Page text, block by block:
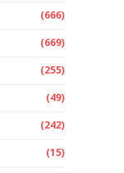
(666)
(669)
(255)
(49)
(242)
(15)